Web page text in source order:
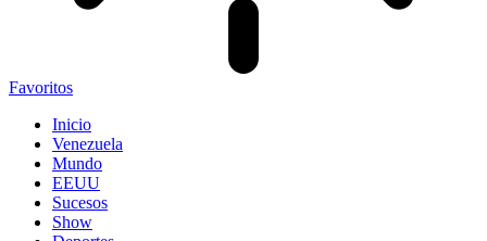
Favoritos
Inicio
Venezuela
Mundo
EEUU
Sucesos
Show